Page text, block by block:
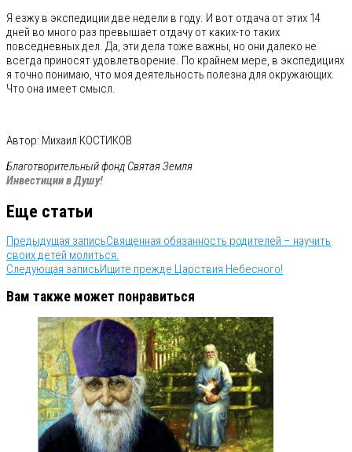
Я езжу в экспедиции две недели в году. И вот отдача от этих 14
дней во много раз превышает отдачу от каких-то таких
повседневных дел. Да, эти дела тоже важны, но они далеко не
всегда приносят удовлетворение. По крайнем мере, в экспедициях
я точно понимаю, что моя деятельность полезна для окружающих.
Что она имеет смысл.
Автор: Михаил КОСТИКОВ
Благотворительный фонд Святая Земля
Инвестиции в Душу!
Еще статьи
Предыдущая записьСвященная обязанность родителей – научить
своих детей молиться.
Следующая записьИщите прежде Царствия Небесного!
Вам также может понравиться